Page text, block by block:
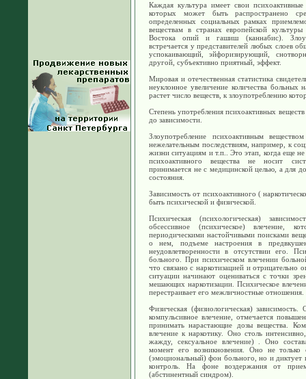
Каждая культура имеет свои
которых может быть распространено
определенных социальных рамках
веществам в странах европейской
Востока опий и гашиш (каннабис).
встречается у представителей любых слоев
успокаивающий, эйфоризирующий,
другой, субъективно приятный, эффект.
Мировая и отечественная статистика
неуклонное увеличение количества
растет число веществ, к злоупотреблению
Степень употребления психоактивных
до зависимости.
Злоупотребление психоактивным
нежелательным последствиям, например, к
жизни ситуациям и т.п.. Это этап, когда еще
психоактивного вещества не носит
принимается не с медицинской целью, а для
состояния.
Зависимость от психоактивного (
быть психической и физической.
Психическая (психологическая)
обсессивное (психическое) влечение,
периодическими настойчивыми поисками
о нем, подъеме настроения в
неудовлетворенности в отсутствии его.
больного. При психическом влечении
что связано с наркотизацией и
ситуации начинают оцениваться с точки
мешающих наркотизации. Психическое
перестраивает его межличностные отношения.
Физическая (физиологическая)
компульсивное влечение, отмечается
принимать нарастающие дозы вещества.
влечение к наркотику. Оно столь
жажду, сексуальное влечение) . Оно
момент его возникновения. Оно не только
(эмоциональный) фон больного, но и диктует
контроль. На фоне воздержания от
(абстинентный синдром).